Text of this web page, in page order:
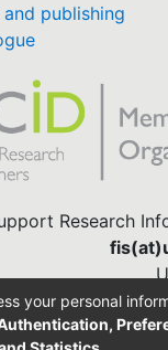
publishing
Research
your personal